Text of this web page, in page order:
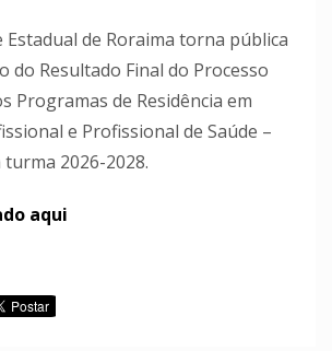
Estadual de Roraima torna pública
do Resultado Final do Processo
Programas de Residência em
e Profissional de Saúde –
turma 2026-2028.
aqui